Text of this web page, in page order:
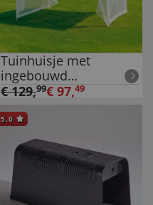
Tuinhuisje met
ingebouwd
muskietennet
€129,99€ 97,49
5.0